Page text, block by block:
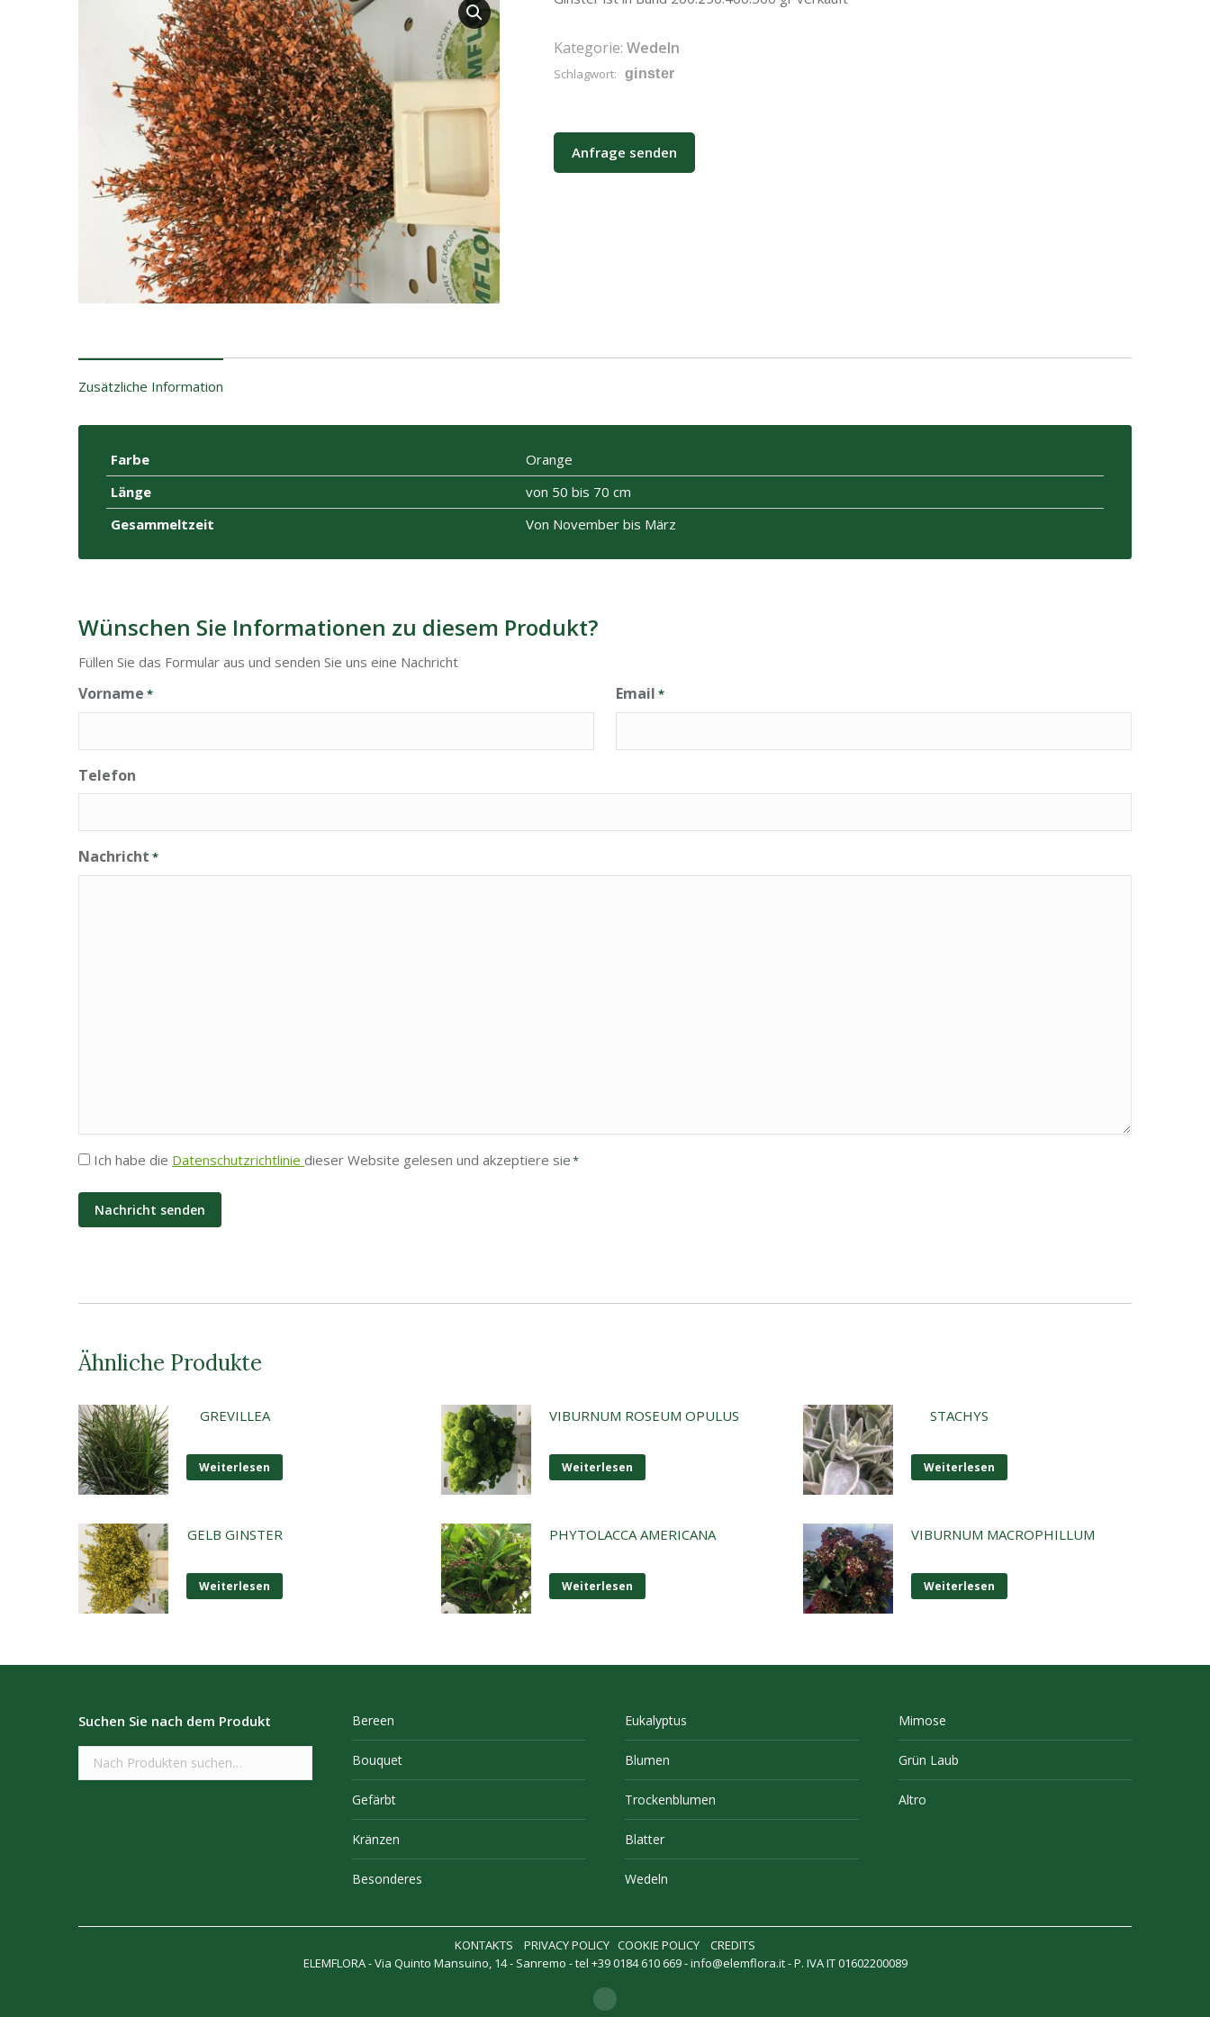
Kategorie: Wedeln
Schlagwort: ginster
Anfrage senden
Zusätzliche Information
Farbe
Orange
Länge
von 50 bis 70 cm
Gesammeltzeit
Von November bis März
Wünschen Sie Informationen zu diesem Produkt?
Füllen Sie das Formular aus und senden Sie uns eine Nachricht
Vorname * Email *
Telefon
Nachricht *
Privatsphäre
Ich habe die Datenschutzrichtlinie dieser Website gelesen und akzeptiere sie*
Ähnliche Produkte
GREVILLEA
Weiterlesen
VIBURNUM ROSEUM OPULUS
Weiterlesen
STACHYS
Weiterlesen
GELB GINSTER
Weiterlesen
PHYTOLACCA AMERICANA
Weiterlesen
VIBURNUM MACROPHILLUM
Weiterlesen
Suchen Sie nach dem Produkt Bereen
Bouquet
Gefärbt
Kränzen
Besonderes
Eukalyptus
Blumen
Trockenblumen
Blatter
Wedeln
Mimose
Grün Laub
Altro
KONTAKTS PRIVACY POLICY COOKIE POLICY
CREDITS
ELEMFLORA - Via Quinto Mansuino, 14 - Sanremo - tel +39 0184 610 669 -info@elemflora.it- P. IVA IT 01602200089